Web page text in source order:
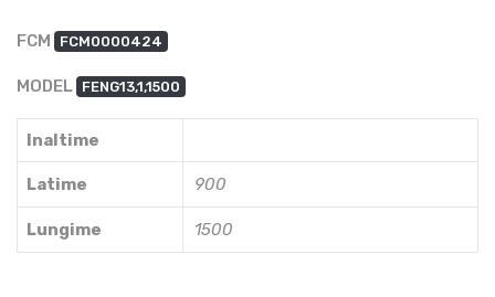
FCM FCM0000424
MODEL FENG13,1,1500
Inaltime
Latime 900
Lungime 1500